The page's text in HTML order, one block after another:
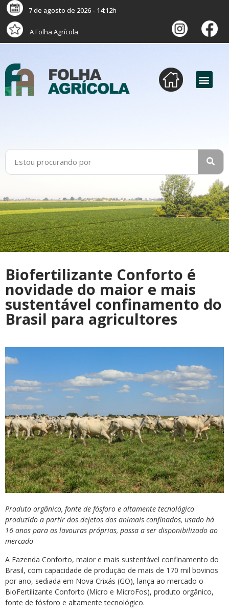
7 de agosto de 2026 - 14:12h
A Folha Agrícola
Biofertilizante Conforto é
novidade do maior e mais
sustentável confinamento do
Brasil para agricultores
Produto orgânico, fonte de fósforo e altamente tecnológico
produzido a partir dos dejetos dos animais confinados, usado há
16 anos para as lavouras próprias, passa a ser disponibilizado ao
mercado
A Fazenda Conforto, maior e mais sustentável confinamento do
Brasil, com capacidade de produção de mais de 170 mil bovinos
por ano, sediada em Nova Crixás (GO), lança ao mercado o
BioFertilizante Conforto (Micro e MicroFos), produto orgânico,
fonte de fósforo e altamente tecnológico.